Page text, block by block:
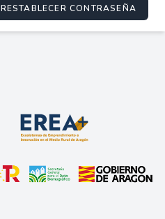
RESTABLECER CONTRASEÑA